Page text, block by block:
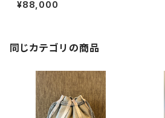
¥88,000
同じカテゴリの商品